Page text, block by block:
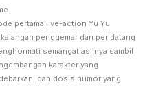
pertama live-action Yu Yu
penggemar dan pendatang
semangat aslinya sambil
karakter yang
dan dosis humor yang